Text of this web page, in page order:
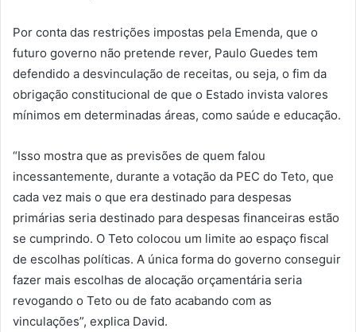
Por conta das restrições impostas pela Emenda, que o
futuro governo não pretende rever, Paulo Guedes tem
defendido a desvinculação de receitas, ou seja, o fim da
obrigação constitucional de que o Estado invista valores
mínimos em determinadas áreas, como saúde e educação.
“Isso mostra que as previsões de quem falou
incessantemente, durante a votação da PEC do Teto, que
cada vez mais o que era destinado para despesas
primárias seria destinado para despesas financeiras estão
se cumprindo. O Teto colocou um limite ao espaço fiscal
de escolhas políticas. A única forma do governo conseguir
fazer mais escolhas de alocação orçamentária seria
revogando o Teto ou de fato acabando com as
vinculações”, explica David.